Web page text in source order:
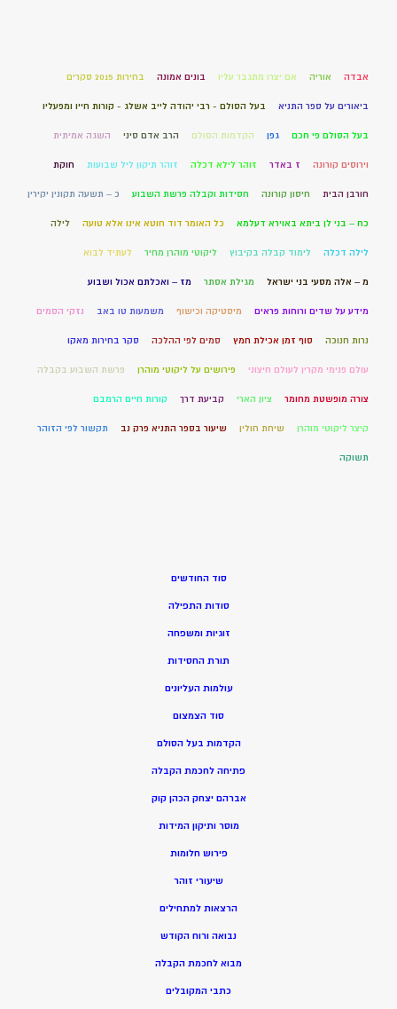
אבדה אוריה אם יצרו מתגבר עליו בונים אמונה בחירות 2015 סקרים
ביאורים על ספר התניא בעל הסולם - רבי יהודה לייב אשלג - קורות חייו ומפעליו
בעל הסולם פי חכם גפן הקדמות הסולם הרב אדם סיני השגה אמיתית
וירוסים קורונה ז באדר זוהר לילא דכלה זוהר תיקון ליל שבועות חוקת
חורבן הבית חיסון קורונה חסידות וקבלה פרשת השבוע כ – תשעה תקונין יקירין
כח – בני לן ביתא באוירא דעלמא כל האומר דוד חוטא אינו אלא טועה לילה
לילה דכלה לימוד קבלה בקיבוץ ליקוטי מוהרן מחיר לעתיד לבוא
מ – אלה מסעי בני ישראל מגילת אסתר מז – ואכלתם אכול ושבוע
מידע על שדים ורוחות פראים מיסטיקה וכישוף משמעות טו באב נזקי הסמים
נרות חנוכה סוף זמן אכילת חמץ סמים לפי ההלכה סקר בחירות מאקו
עולם פנימי מקרין לעולם חיצוני פירושים על ליקוטי מוהרן פרשת השבוע בקבלה
צורה מופשטת מחומר ציון הארי קביעת דרך קורות חיים הרמבם
קיצר ליקוטי מוהרן שיחת חולין שיעור בספר התניא פרק נב תקשור לפי הזוהר
תשוקה
סוד החודשים
סודות התפילה
זוגיות ומשפחה
תורת החסידות
עולמות העליונים
סוד הצמצום
הקדמות בעל הסולם
פתיחה לחכמת הקבלה
אברהם יצחק הכהן קוק
מוסר ותיקון המידות
פירוש חלומות
שיעורי זוהר
הרצאות למתחילים
נבואה ורוח הקודש
מבוא לחכמת הקבלה
כתבי המקובלים